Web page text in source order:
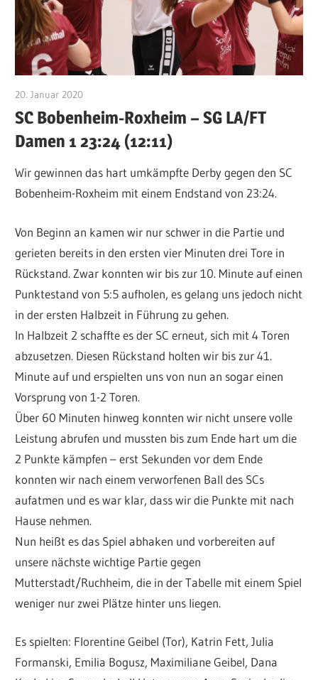
20. Januar 2020
SC Bobenheim-Roxheim – SG LA/FT
Damen 1 23:24 (12:11)
Wir gewinnen das hart umkämpfte Derby gegen den SC
Bobenheim-Roxheim mit einem Endstand von 23:24.
Von Beginn an kamen wir nur schwer in die Partie und
gerieten bereits in den ersten vier Minuten drei Tore in
Rückstand. Zwar konnten wir bis zur 10. Minute auf einen
Punktestand von 5:5 aufholen, es gelang uns jedoch nicht
in der ersten Halbzeit in Führung zu gehen.
In Halbzeit 2 schaffte es der SC erneut, sich mit 4 Toren
abzusetzen. Diesen Rückstand holten wir bis zur 41.
Minute auf und erspielten uns von nun an sogar einen
Vorsprung von 1-2 Toren.
Über 60 Minuten hinweg konnten wir nicht unsere volle
Leistung abrufen und mussten bis zum Ende hart um die
2 Punkte kämpfen – erst Sekunden vor dem Ende
konnten wir nach einem verworfenen Ball des SCs
aufatmen und es war klar, dass wir die Punkte mit nach
Hause nehmen.
Nun heißt es das Spiel abhaken und vorbereiten auf
unsere nächste wichtige Partie gegen
Mutterstadt/Ruchheim, die in der Tabelle mit einem Spiel
weniger nur zwei Plätze hinter uns liegen.
Es spielten: Florentine Geibel (Tor), Katrin Fett, Julia
Formanski, Emilia Bogusz, Maximiliane Geibel, Dana